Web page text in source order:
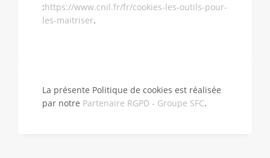
:https://www.cnil.fr/fr/cookies-les-outils-pour-
les-maitriser.
La présente Politique de cookies est réalisée
par notre Partenaire RGPD - Groupe SFC.